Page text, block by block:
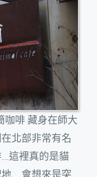
咖啡 藏身在師大
北部非常有名
這裡真的是貓
... 會想來是突